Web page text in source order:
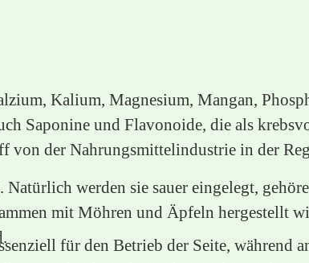
Kalium, Magnesium, Mangan,
Saponine und Flavonoide, die als
von der Nahrungsmittelindustrie in der
werden sie sauer eingelegt,
mit Möhren und Äpfeln hergestellt
für den Betrieb der Seite, während